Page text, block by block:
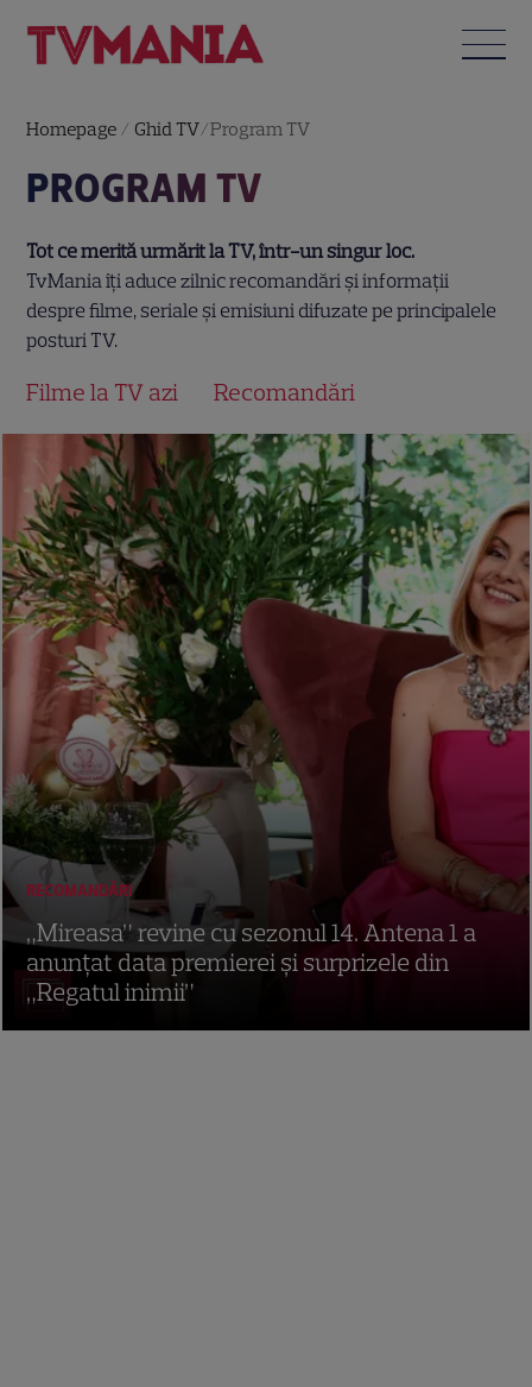
Homepage / Ghid TV/Program TV
PROGRAM TV
Tot ce merită urmărit la TV, într-un singur loc.
TvMania îți aduce zilnic recomandări și informații
despre filme, seriale și emisiuni difuzate pe principalele
posturi TV.
Filme la TV azi Recomandări
21
RECOMANDĂRI
„Mireasa” revine cu sezonul 14. Antena 1 a
anunțat data premierei și surprizele din
„Regatul inimii”